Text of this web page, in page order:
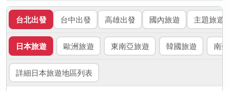
台北出發 台中出發 高雄出發 國內旅遊 主題旅遊
日本旅遊 歐洲旅遊 東南亞旅遊 韓國旅遊 南
詳細日本旅遊地區列表